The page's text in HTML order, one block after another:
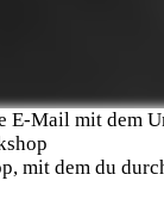
Mail mit dem
mit dem du